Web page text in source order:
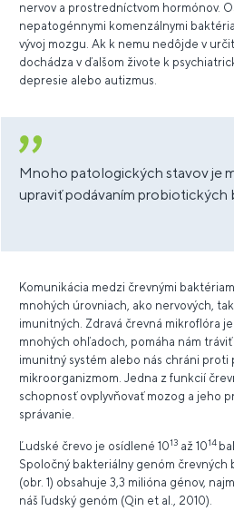
nervov a prostredníctvom hormónov.
nepatogénnymi komenzálnymi
vývoj mozgu. Ak k nemu nedôjde v
dochádza v ďalšom živote k
depresie alebo autizmus.
Mnoho patologických stavov je
upraviť podávaním probiotických
Komunikácia medzi črevnými
mnohých úrovniach, ako nervových,
imunitných. Zdravá črevná mikroflóra
mnohých ohľadoch, pomáha nám
imunitný systém alebo nás chráni proti
mikroorganizmom. Jedna z funkcií
schopnosť ovplyvňovať mozog a jeho
správanie.
Ľudské črevo je osídlené 1013 až 1014
Spoločný bakteriálny genóm črevných
(obr. 1) obsahuje 3,3 milióna génov,
náš ľudský genóm (Qin et al., 2010).